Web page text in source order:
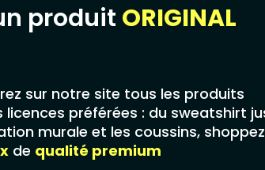
produit ORIGINAL
sur notre site tous les produits
préférées : du sweatshirt
murale et les coussins,
de qualité premium